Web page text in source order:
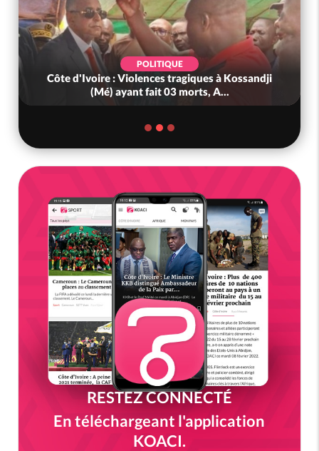
POLITIQUE
Côte d'Ivoire : Violences tragiques à Kossandji
(Mé) ayant fait 03 morts, A...
RESTEZ CONNECTÉ
En téléchargeant l'application
KOACI.